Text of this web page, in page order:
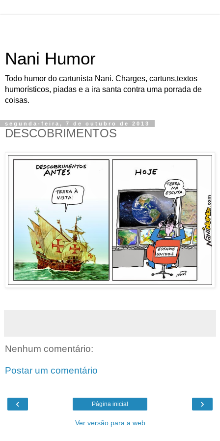
Nani Humor
Todo humor do cartunista Nani. Charges, cartuns,textos
humorísticos, piadas e a ira santa contra uma porrada de
coisas.
segunda-feira, 7 de outubro de 2013
DESCOBRIMENTOS
Nenhum comentário:
Postar um comentário
‹ ›
Página inicial
Ver versão para a web